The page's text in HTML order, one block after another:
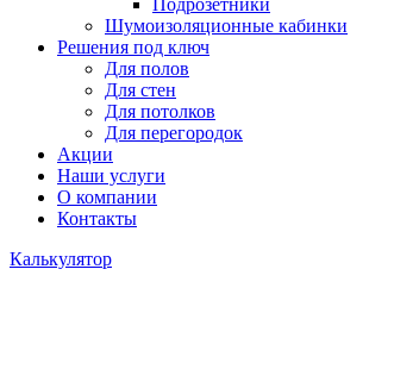
Подрозетники
Шумоизоляционные кабинки
Решения под ключ
Для полов
Для стен
Для потолков
Для перегородок
Акции
Наши услуги
О компании
Контакты
Калькулятор